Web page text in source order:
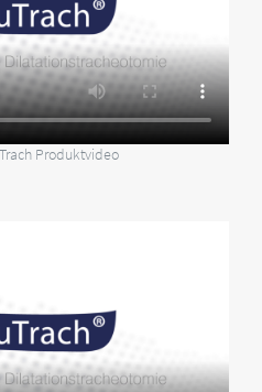
Produktvideo